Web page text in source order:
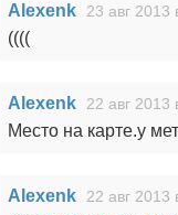
Alexenk 23 авг 2013
((((
Alexenk 22 авг 2013
Место на карте.у
Alexenk 22 авг 2013